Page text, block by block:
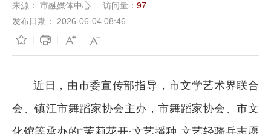
来源： 市融媒体中心 访问量： 97
发布日期：
2026-06-04 08:46
近日，由市委宣传部指导，市文学艺术界联合
会、镇江市舞蹈家协会主办，市舞蹈家协会、市文
化馆等承办的“茉莉花开·文艺播种 文艺轻骑兵志愿